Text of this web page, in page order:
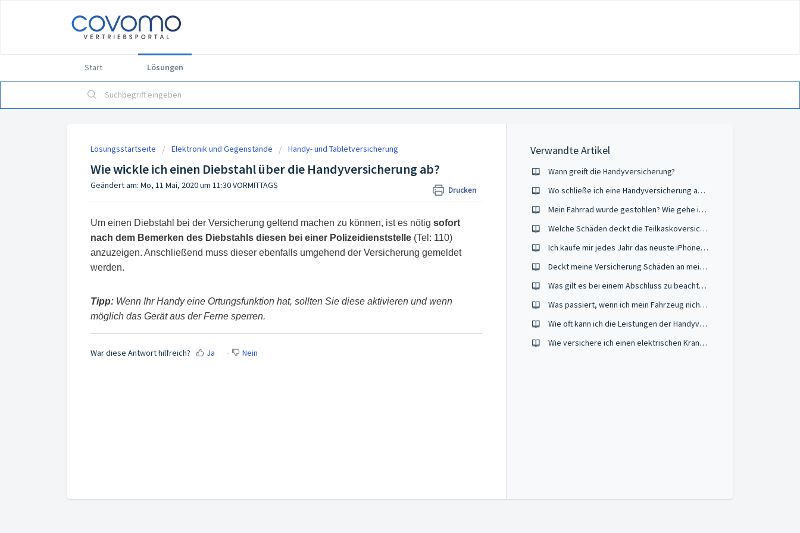
Start Lösungen
Lösungsstartseite Elektronik und Gegenstände Handy- und Tabletversicherung
Wie wickle ich einen Diebstahl über die Handyversicherung ab?
Drucken
Geändert am: Mo, 11 Mai, 2020 um 11:30 VORMITTAGS
Um einen Diebstahl bei der Versicherung geltend machen zu können, ist es nötig sofort
nach dem Bemerken des Diebstahls diesen bei einer Polizeidienststelle (Tel: 110)
anzuzeigen. Anschließend muss dieser ebenfalls umgehend der Versicherung gemeldet
werden.
Tipp: Wenn Ihr Handy eine Ortungsfunktion hat, sollten Sie diese aktivieren und wenn
möglich das Gerät aus der Ferne sperren.
War diese Antwort hilfreich? Ja Nein
Verwandte Artikel
Wann greift die Handyversicherung?
Wo schließe ich eine Handyversicherung am besten ab?
Mein Fahrrad wurde gestohlen? Wie gehe ich vor?
Welche Schäden deckt die Teilkaskoversicherung ab?
Ich kaufe mir jedes Jahr das neuste iPhone-Modell. Macht eine Handyversicherung für mich überhaupt Sinn und wann kann ich kündigen?
Deckt meine Versicherung Schäden an meinem eigenen Fahrzeug ab?
Was gilt es bei einem Abschluss zu beachten?
Was passiert, wenn ich mein Fahrzeug nicht versichere?
Wie oft kann ich die Leistungen der Handyversicherung in Anspruch nehmen?
Wie versichere ich einen elektrischen Krankenfahrstuhl?